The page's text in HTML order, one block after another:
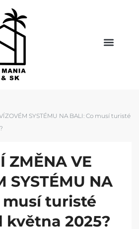
SYSTÉMU NA BALI: Co musí turisté
ZMĚNA VE
SYSTÉMU NA
musí turisté
května 2025?